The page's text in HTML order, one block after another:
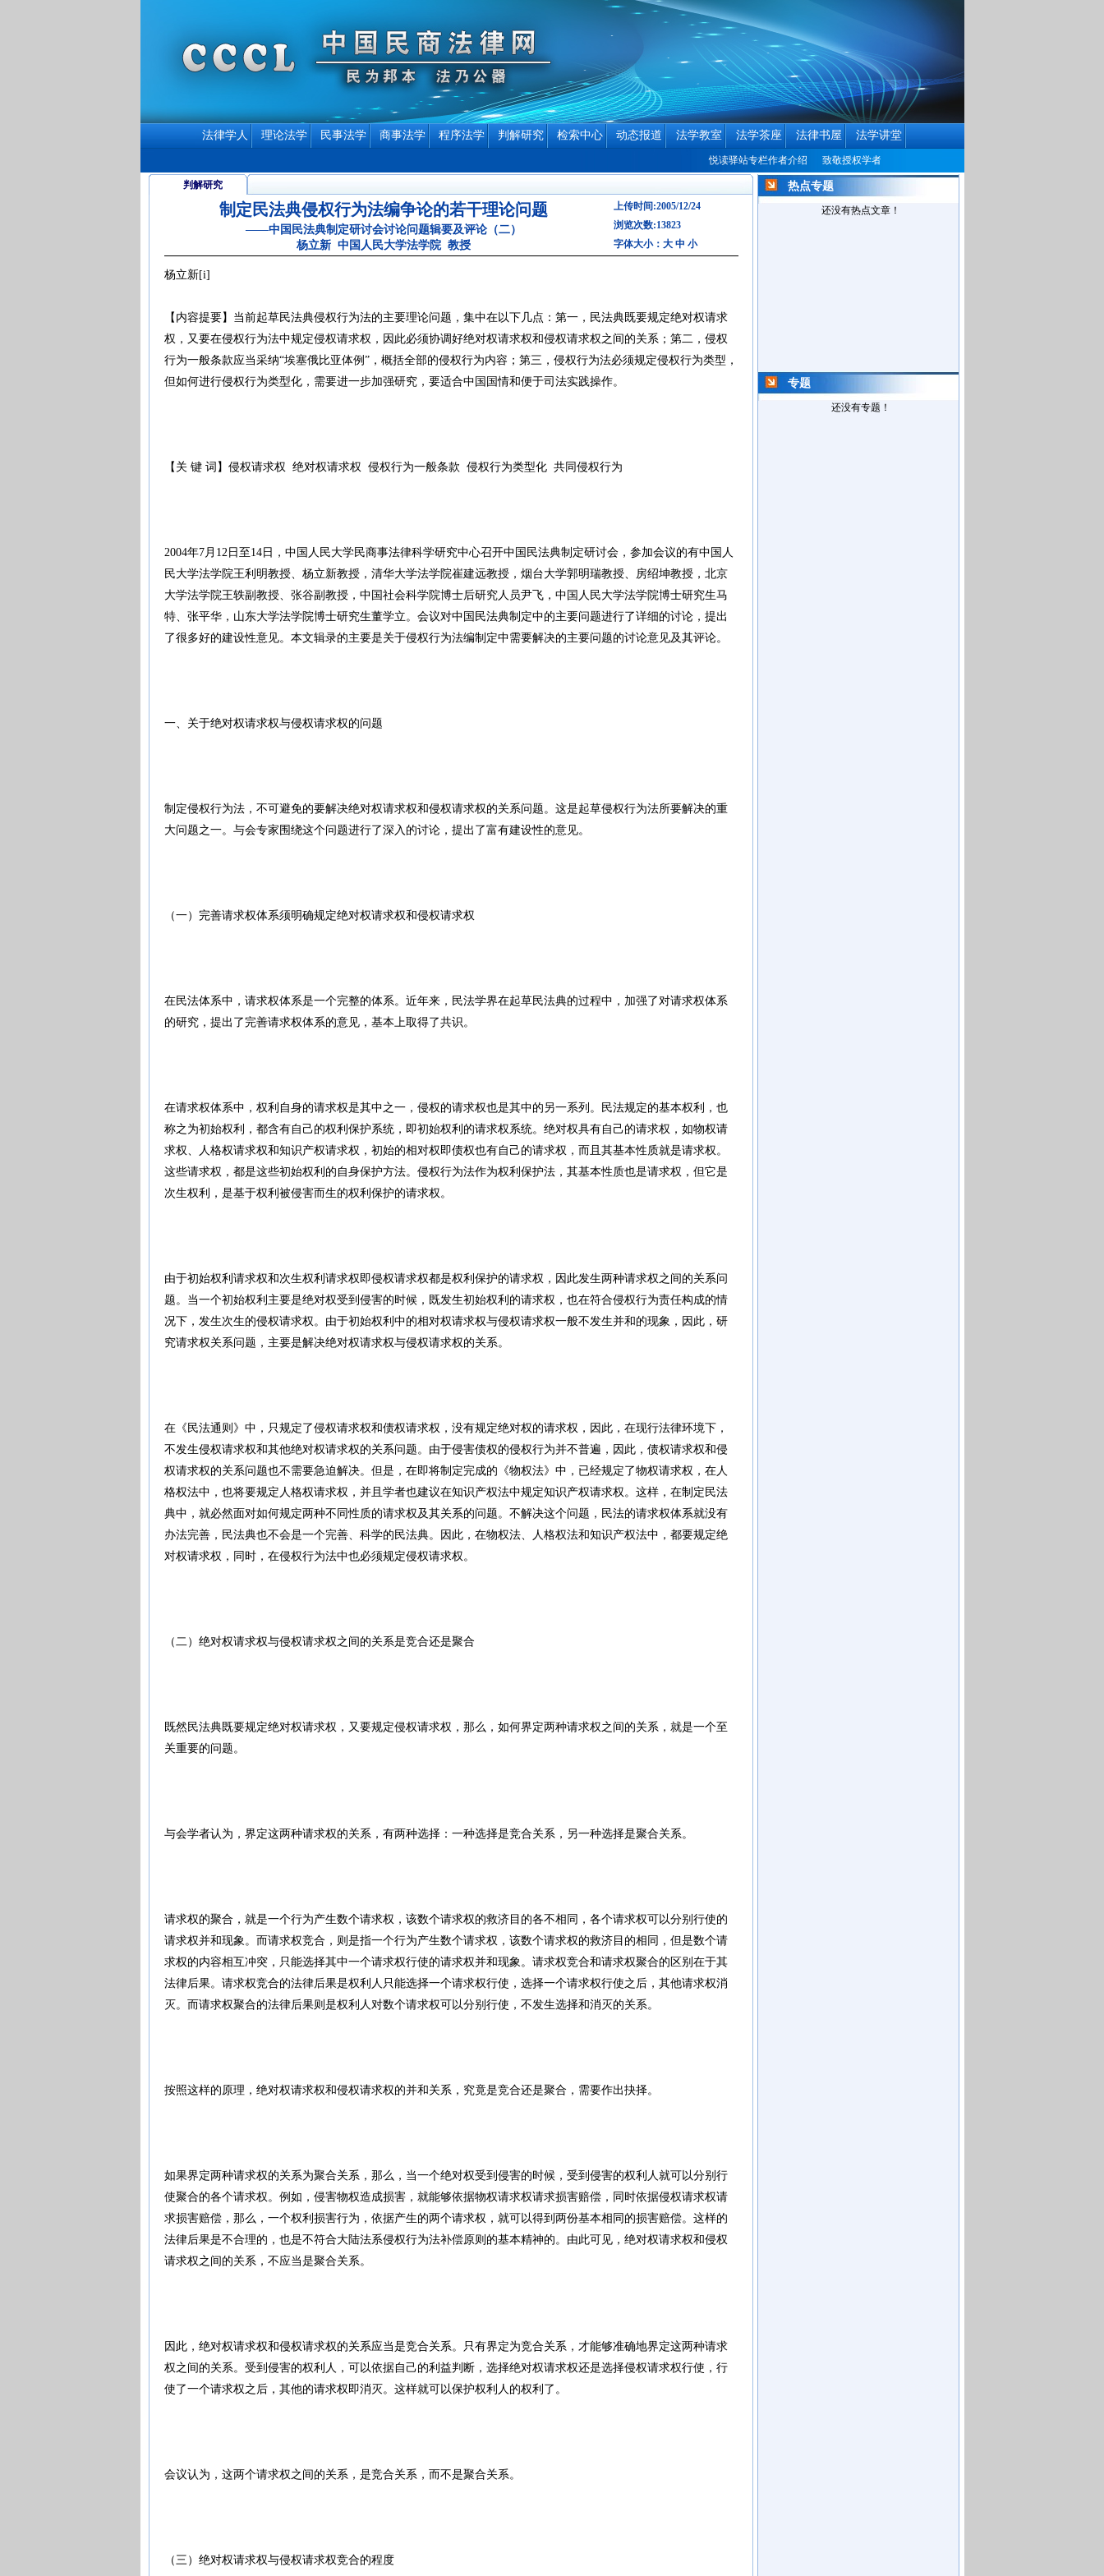
法律学人 理论法学 民事法学 商事法学 程序法学 判解研究 检索中心 动态报道 法学教室 法学茶座 法律书屋 法学讲堂
悦读驿站专栏作者介绍 致敬授权学者 中国民商法律网历届编辑联系方式征集公告
判解研究
制定民法典侵权行为法编争论的若干理论问题
――中国民法典制定研讨会讨论问题辑要及评论（二）
杨立新 中国人民大学法学院 教授
上传时间:2005/12/24
浏览次数:13823
字体大小： 大 中 小
杨立新[i]
【内容提要】当前起草民法典侵权行为法的主要理论问题，集中在以下几点：第一，民法典既要规定绝对权请求
权，又要在侵权行为法中规定侵权请求权，因此必须协调好绝对权请求权和侵权请求权之间的关系；第二，侵权
行为一般条款应当采纳“埃塞俄比亚体例”，概括全部的侵权行为内容；第三，侵权行为法必须规定侵权行为类型，
但如何进行侵权行为类型化，需要进一步加强研究，要适合中国国情和便于司法实践操作。
【关 键 词】侵权请求权 绝对权请求权 侵权行为一般条款 侵权行为类型化 共同侵权行为
2004年7月12日至14日，中国人民大学民商事法律科学研究中心召开中国民法典制定研讨会，参加会议的有中国人
民大学法学院王利明教授、杨立新教授，清华大学法学院崔建远教授，烟台大学郭明瑞教授、房绍坤教授，北京
大学法学院王轶副教授、张谷副教授，中国社会科学院博士后研究人员尹飞，中国人民大学法学院博士研究生马
特、张平华，山东大学法学院博士研究生董学立。会议对中国民法典制定中的主要问题进行了详细的讨论，提出
了很多好的建设性意见。本文辑录的主要是关于侵权行为法编制定中需要解决的主要问题的讨论意见及其评论。
一、关于绝对权请求权与侵权请求权的问题
制定侵权行为法，不可避免的要解决绝对权请求权和侵权请求权的关系问题。这是起草侵权行为法所要解决的重
大问题之一。与会专家围绕这个问题进行了深入的讨论，提出了富有建设性的意见。
（一）完善请求权体系须明确规定绝对权请求权和侵权请求权
在民法体系中，请求权体系是一个完整的体系。近年来，民法学界在起草民法典的过程中，加强了对请求权体系
的研究，提出了完善请求权体系的意见，基本上取得了共识。
在请求权体系中，权利自身的请求权是其中之一，侵权的请求权也是其中的另一系列。民法规定的基本权利，也
称之为初始权利，都含有自己的权利保护系统，即初始权利的请求权系统。绝对权具有自己的请求权，如物权请
求权、人格权请求权和知识产权请求权，初始的相对权即债权也有自己的请求权，而且其基本性质就是请求权。
这些请求权，都是这些初始权利的自身保护方法。侵权行为法作为权利保护法，其基本性质也是请求权，但它是
次生权利，是基于权利被侵害而生的权利保护的请求权。
由于初始权利请求权和次生权利请求权即侵权请求权都是权利保护的请求权，因此发生两种请求权之间的关系问
题。当一个初始权利主要是绝对权受到侵害的时候，既发生初始权利的请求权，也在符合侵权行为责任构成的情
况下，发生次生的侵权请求权。由于初始权利中的相对权请求权与侵权请求权一般不发生并和的现象，因此，研
究请求权关系问题，主要是解决绝对权请求权与侵权请求权的关系。
在《民法通则》中，只规定了侵权请求权和债权请求权，没有规定绝对权的请求权，因此，在现行法律环境下，
不发生侵权请求权和其他绝对权请求权的关系问题。由于侵害债权的侵权行为并不普遍，因此，债权请求权和侵
权请求权的关系问题也不需要急迫解决。但是，在即将制定完成的《物权法》中，已经规定了物权请求权，在人
格权法中，也将要规定人格权请求权，并且学者也建议在知识产权法中规定知识产权请求权。这样，在制定民法
典中，就必然面对如何规定两种不同性质的请求权及其关系的问题。不解决这个问题，民法的请求权体系就没有
办法完善，民法典也不会是一个完善、科学的民法典。因此，在物权法、人格权法和知识产权法中，都要规定绝
对权请求权，同时，在侵权行为法中也必须规定侵权请求权。
（二）绝对权请求权与侵权请求权之间的关系是竞合还是聚合
既然民法典既要规定绝对权请求权，又要规定侵权请求权，那么，如何界定两种请求权之间的关系，就是一个至
关重要的问题。
与会学者认为，界定这两种请求权的关系，有两种选择：一种选择是竞合关系，另一种选择是聚合关系。
请求权的聚合，就是一个行为产生数个请求权，该数个请求权的救济目的各不相同，各个请求权可以分别行使的
请求权并和现象。而请求权竞合，则是指一个行为产生数个请求权，该数个请求权的救济目的相同，但是数个请
求权的内容相互冲突，只能选择其中一个请求权行使的请求权并和现象。请求权竞合和请求权聚合的区别在于其
法律后果。请求权竞合的法律后果是权利人只能选择一个请求权行使，选择一个请求权行使之后，其他请求权消
灭。而请求权聚合的法律后果则是权利人对数个请求权可以分别行使，不发生选择和消灭的关系。
按照这样的原理，绝对权请求权和侵权请求权的并和关系，究竟是竞合还是聚合，需要作出抉择。
如果界定两种请求权的关系为聚合关系，那么，当一个绝对权受到侵害的时候，受到侵害的权利人就可以分别行
使聚合的各个请求权。例如，侵害物权造成损害，就能够依据物权请求权请求损害赔偿，同时依据侵权请求权请
求损害赔偿，那么，一个权利损害行为，依据产生的两个请求权，就可以得到两份基本相同的损害赔偿。这样的
法律后果是不合理的，也是不符合大陆法系侵权行为法补偿原则的基本精神的。由此可见，绝对权请求权和侵权
请求权之间的关系，不应当是聚合关系。
因此，绝对权请求权和侵权请求权的关系应当是竞合关系。只有界定为竞合关系，才能够准确地界定这两种请求
权之间的关系。受到侵害的权利人，可以依据自己的利益判断，选择绝对权请求权还是选择侵权请求权行使，行
使了一个请求权之后，其他的请求权即消灭。这样就可以保护权利人的权利了。
会议认为，这两个请求权之间的关系，是竞合关系，而不是聚合关系。
（三）绝对权请求权与侵权请求权竞合的程度
热点专题
还没有热点文章！
专题
还没有专题！